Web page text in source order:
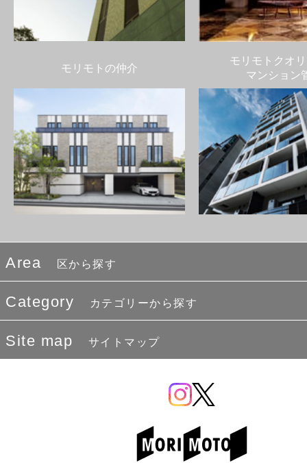
モリモトの仲介
モリモトクオ
マンション
Area 区から探す
Category カテゴリーから探す
Site map サイトマップ